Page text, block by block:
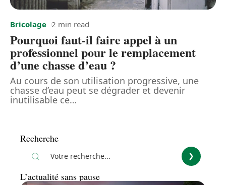
Bricolage 2 min read
Pourquoi faut-il faire appel à un
professionnel pour le remplacement
d’une chasse d’eau ?
Au cours de son utilisation progressive, une
chasse d’eau peut se dégrader et devenir
inutilisable ce…
Recherche
L’actualité sans pause